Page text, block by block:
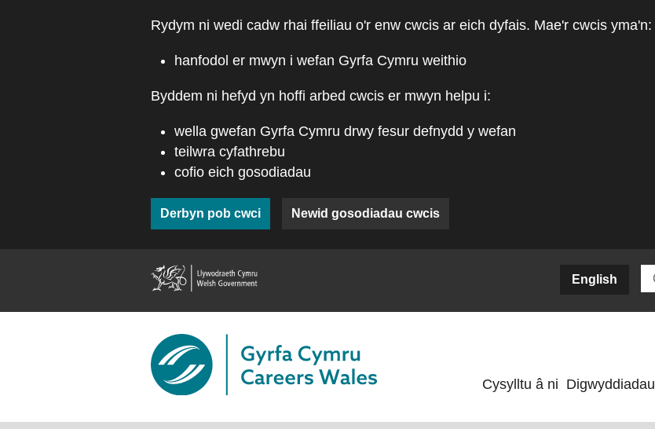
Rydym ni wedi cadw rhai ffeiliau o'r enw cwcis ar eich dyfais. Mae'r cwcis yma'n:
hanfodol er mwyn i wefan Gyrfa Cymru weithio
Byddem ni hefyd yn hoffi arbed cwcis er mwyn helpu i:
wella gwefan Gyrfa Cymru drwy fesur defnydd y wefan
teilwra cyfathrebu
cofio eich gosodiadau
Derbyn pob cwci Newid gosodiadau cwcis
English
Cysylltu â ni Digwyddiadau